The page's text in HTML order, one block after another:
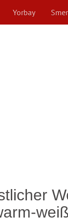
Yorbay